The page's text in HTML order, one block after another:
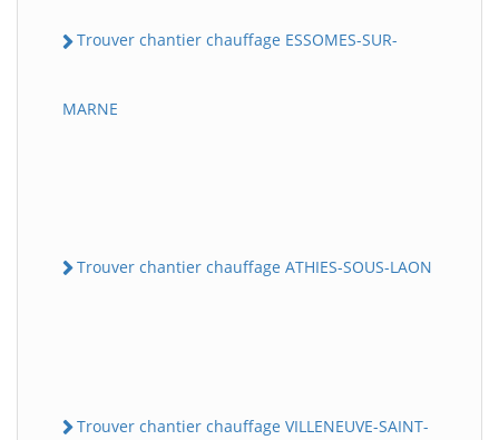
Trouver chantier chauffage ESSOMES-SUR-
MARNE
Trouver chantier chauffage ATHIES-SOUS-LAON
Trouver chantier chauffage VILLENEUVE-SAINT-